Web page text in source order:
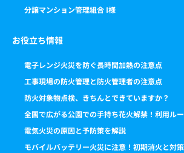
分譲マンション管理組合 I様
お役立ち情報
電子レンジ火災を防ぐ長時間加熱の注意点
工事現場の防火管理と防火管理者の注意点
防火対象物点検、きちんとできていますか？
全国で広がる公園での手持ち花火解禁！利用ル
電気火災の原因と予防策を解説
モバイルバッテリー火災に注意！初期消火と対策